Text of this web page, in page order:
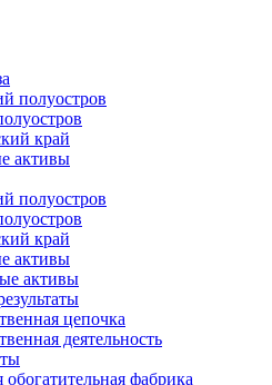
полуостров
край
активы
полуостров
край
активы
активы
цепочка
деятельность
обогатительная фабрика